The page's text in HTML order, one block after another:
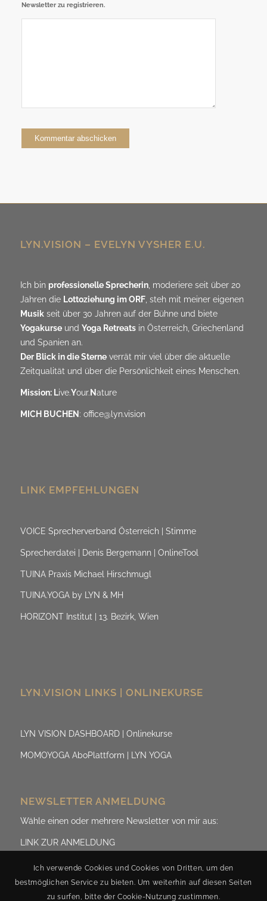
Newsletter zu registrieren.
LYN.VISION – EVELYN VYSHER E.U.
Ich bin professionelle Sprecherin, moderiere seit über 20
Jahren die Lottoziehung im ORF, steh mit meiner eigenen
Musikseit über 30 Jahren auf der Bühne und biete
Yogakurseund Yoga Retreatsin Österreich, Griechenland
und Spanien an.
Der Blick in die Sterneverrät mir viel über die aktuelle
Zeitqualität und über die Persönlichkeit eines Menschen.
Mission: Live.Your. Nature
MICH BUCHEN : office@lyn.vision
LINK EMPFEHLUNGEN
VOICE Sprecherverband Österreich | Stimme
Sprecherdatei | Denis Bergemann | OnlineTool
TUINA Praxis Michael Hirschmugl
TUINA.YOGA by LYN & MH
HORIZONT Institut | 13. Bezirk, Wien
LYN.VISION LINKS | ONLINEKURSE
LYN VISION DASHBOARD | Onlinekurse
MOMOYOGA AboPlattform | LYN YOGA
NEWSLETTER ANMELDUNG
Wähle einen oder mehrere Newsletter von mir aus:
LINK ZUR ANMELDUNG
Ich verwende Cookies und Cookies von Dritten, um den
bestmöglichen Service zu bieten. Um weiterhin auf diesen Seiten
zu surfen, bitte der Cookie-Nutzung zustimmen.